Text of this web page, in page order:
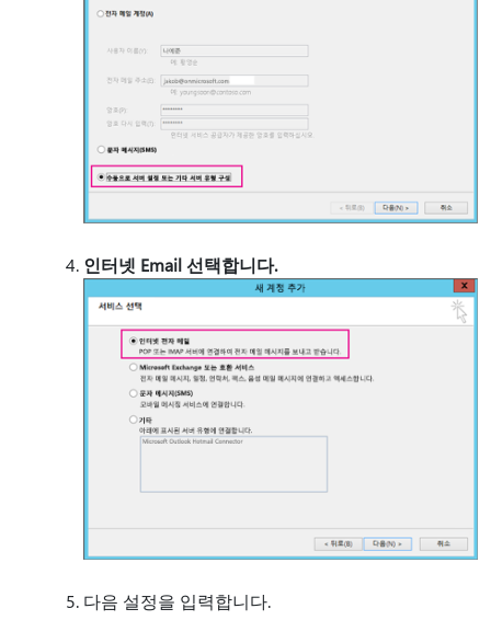
인터넷 Email 선택합니다.
다음 설정을 입력합니다.